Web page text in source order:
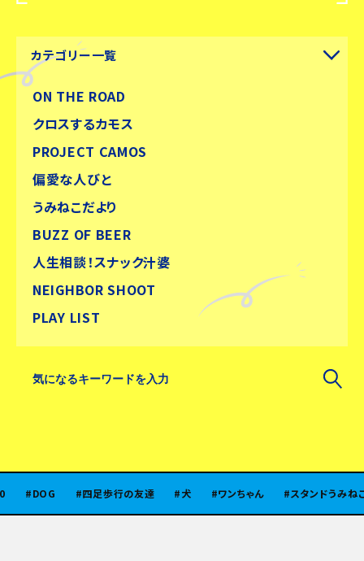
カテゴリー一覧
ON THE ROAD
クロスするカモス
PROJECT CAMOS
偏愛な人びと
うみねこだより
BUZZ OF BEER
人生相談！スナック汁婆
NEIGHBOR SHOOT
PLAY LIST
DOG 四足歩行の友達 犬 ワンちゃん スタンドうみねこ